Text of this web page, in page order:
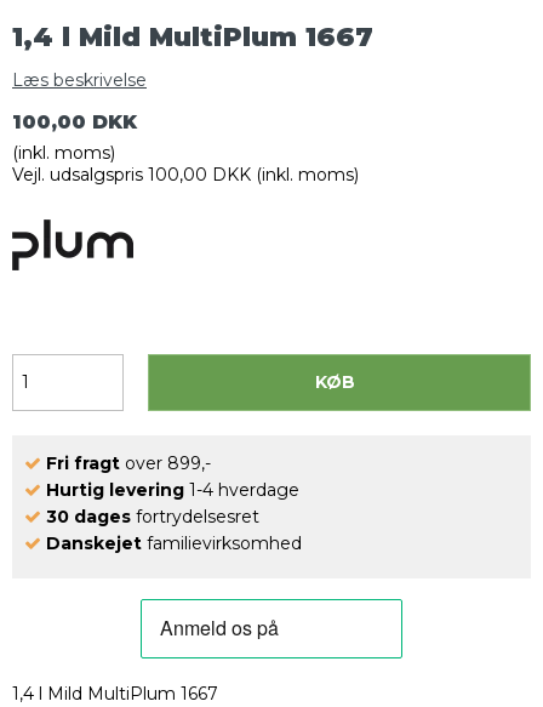
1,4 l Mild MultiPlum 1667
Læs beskrivelse
100,00 DKK
(inkl. moms)
Vejl. udsalgspris 100,00 DKK (inkl. moms)
KØB
Fri fragt over 899,-
Hurtig levering 1-4 hverdage
30 dages fortrydelsesret
Danskejet familievirksomhed
1,4 l Mild MultiPlum 1667